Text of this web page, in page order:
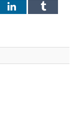
LinkedInTumblr